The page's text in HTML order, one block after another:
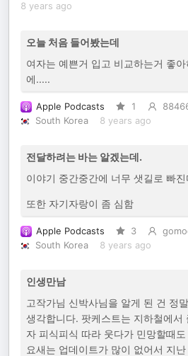
8 years ago
오늘 처음 들어봤는데
여자는 예쁜거 입고 비교하는거 좋
에.....
Apple Podcasts 1
South Korea
8 years ago
전달하려는 바는 알겠는데.
이야기 중간중간에 너무 샛길로 빠진
또한 자기자랑이 좀 심함
Apple Podcasts 3
South Korea
8 years ago
인생만남
고작가님 신박사님을 알게 된 건 정
생각합니다. 팟케스트는 지하철에서
자 피식피식 따라 웃다가 민망할때
요새는 업데이트가 많이 없어서 지